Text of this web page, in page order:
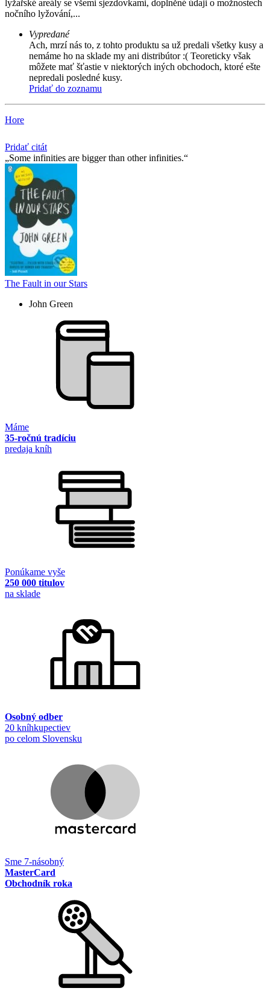
lyžařské areály se všemi sjezdovkami, doplněné údaji o možnostech
nočního lyžování,...
Vypredané
Ach, mrzí nás to, z tohto produktu sa už predali všetky kusy a
nemáme ho na sklade my ani distribútor :( Teoreticky však
môžete mať šťastie v niektorých iných obchodoch, ktoré ešte
nepredali posledné kusy.
Pridať do zoznamu
Hore
Pridať citát
Some infinities are bigger than other infinities.
The Fault in our Stars
John Green
Máme
35-ročnú tradíciu
predaja kníh
Ponúkame vyše
250 000 titulov
na sklade
Osobný odber
20 kníhkupectiev
po celom Slovensku
Sme 7-násobný
MasterCard
Obchodník roka